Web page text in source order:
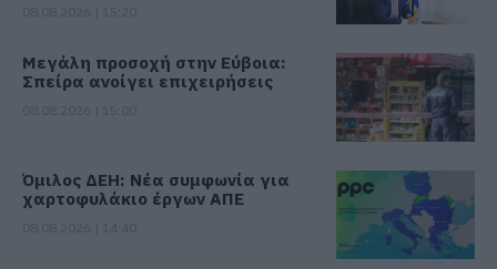
Μεγάλη προσοχή στην Εύβοια:
Σπείρα ανοίγει επιχειρήσεις
Όμιλος ΔΕΗ: Νέα συμφωνία για
χαρτοφυλάκιο έργων ΑΠΕ